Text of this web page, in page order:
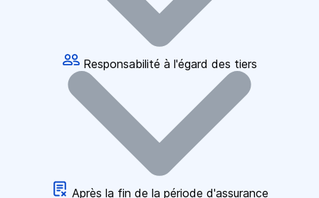
Responsabilité à l'égard des tiers
Après la fin de la période d'assurance